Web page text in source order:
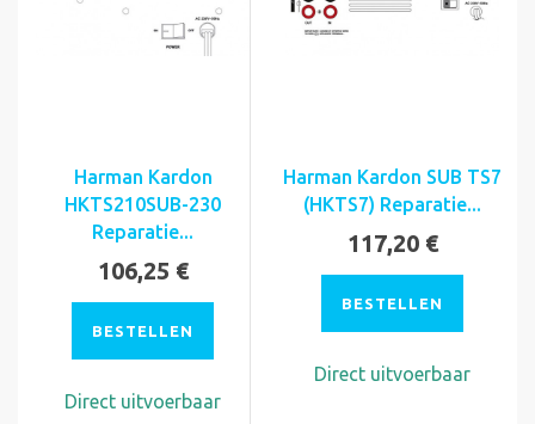
Harman Kardon
HKTS210SUB-230
Reparatie...
106,25 €
BESTELLEN
Direct uitvoerbaar
Harman Kardon SUB TS7
(HKTS7) Reparatie...
117,20 €
BESTELLEN
Direct uitvoerbaar